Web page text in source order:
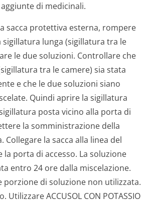
di medicinali.
sacca protettiva esterna, rompere
lunga (sigillatura tra le
le due soluzioni. Controllare che
tra le camere) sia stata
e che le due soluzioni siano
Quindi aprire la sigillatura
posta vicino alla porta di
la somministrazione della
Collegare la sacca alla linea del
la porta di accesso. La soluzione
entro 24 ore dalla miscelazione.
porzione di soluzione non utilizzata.
Utilizzare ACCUSOL CON POTASSIO